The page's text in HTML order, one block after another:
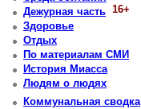
Дежурная часть 16+
Здоровье
Отдых
По материалам СМИ
История Миасса
Людям о людях
Коммунальная сводка